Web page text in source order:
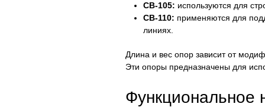
СВ-105: используются для
СВ-110: применяются для
линиях.
Длина и вес опор зависит от
Эти опоры предназначены для
Функциональное